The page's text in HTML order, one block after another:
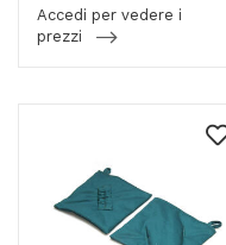
Accedi per vedere i
prezzi